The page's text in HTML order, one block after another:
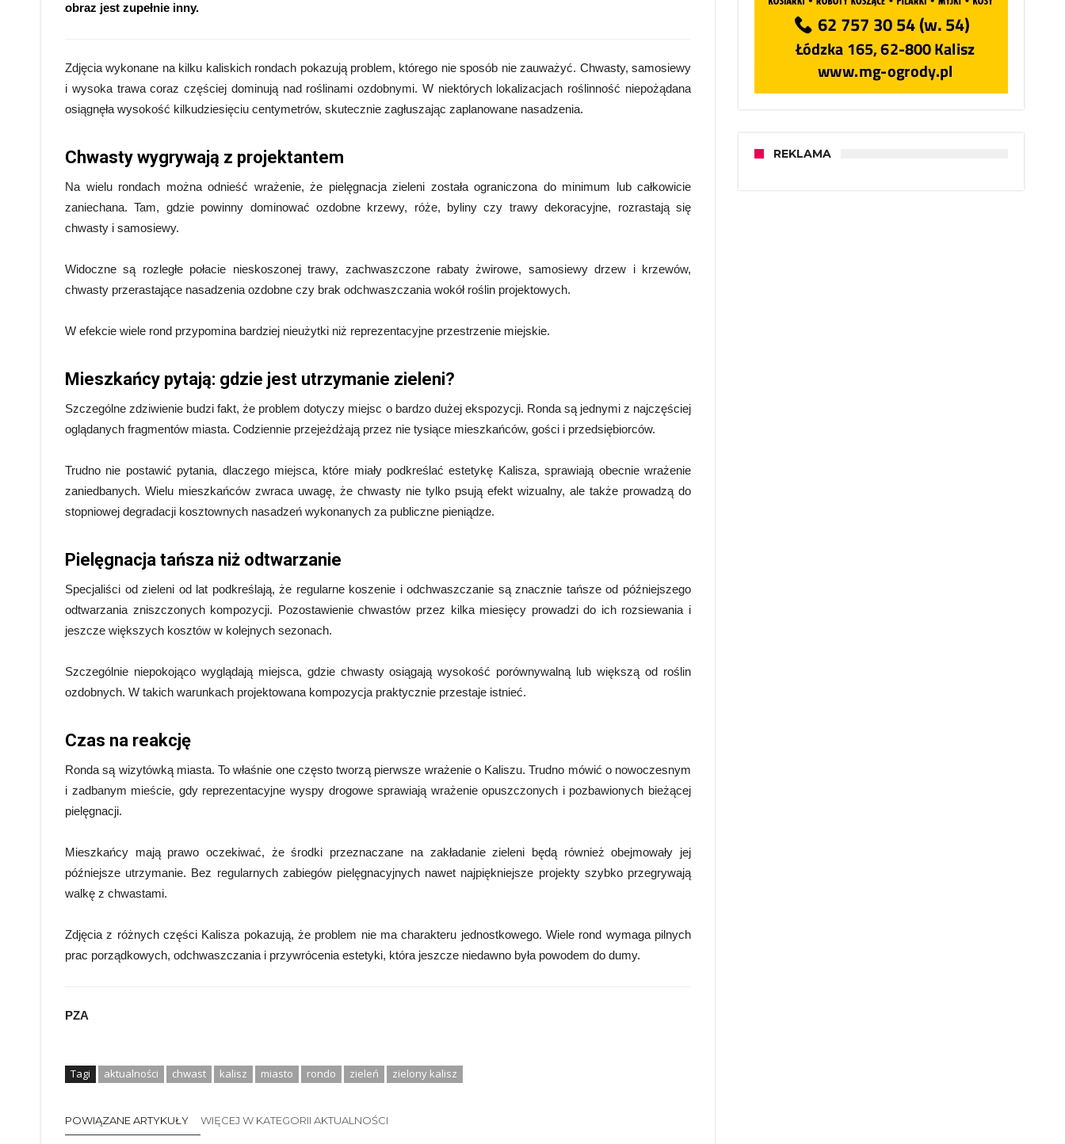
obraz jest zupełnie inny.
Zdjęcia wykonane na kilku kaliskich rondach pokazują problem, którego nie sposób nie zauważyć. Chwasty, samosiewy
i wysoka trawa coraz częściej dominują nad roślinami ozdobnymi. W niektórych lokalizacjach roślinność niepożądana
osiągnęła wysokość kilkudziesięciu centymetrów, skutecznie zagłuszając zaplanowane nasadzenia.
Chwasty wygrywają z projektantem
Na wielu rondach można odnieść wrażenie, że pielęgnacja zieleni została ograniczona do minimum lub całkowicie
zaniechana. Tam, gdzie powinny dominować ozdobne krzewy, róże, byliny czy trawy dekoracyjne, rozrastają się
chwasty i samosiewy.
Widoczne są rozległe połacie nieskoszonej trawy, zachwaszczone rabaty żwirowe, samosiewy drzew i krzewów,
chwasty przerastające nasadzenia ozdobne czy brak odchwaszczania wokół roślin projektowych.
W efekcie wiele rond przypomina bardziej nieużytki niż reprezentacyjne przestrzenie miejskie.
Mieszkańcy pytają: gdzie jest utrzymanie zieleni?
Szczególne zdziwienie budzi fakt, że problem dotyczy miejsc o bardzo dużej ekspozycji. Ronda są jednymi z najczęściej
oglądanych fragmentów miasta. Codziennie przejeżdżają przez nie tysiące mieszkańców, gości i przedsiębiorców.
Trudno nie postawić pytania, dlaczego miejsca, które miały podkreślać estetykę Kalisza, sprawiają obecnie wrażenie
zaniedbanych. Wielu mieszkańców zwraca uwagę, że chwasty nie tylko psują efekt wizualny, ale także prowadzą do
stopniowej degradacji kosztownych nasadzeń wykonanych za publiczne pieniądze.
Pielęgnacja tańsza niż odtwarzanie
Specjaliści od zieleni od lat podkreślają, że regularne koszenie i odchwaszczanie są znacznie tańsze od późniejszego
odtwarzania zniszczonych kompozycji. Pozostawienie chwastów przez kilka miesięcy prowadzi do ich rozsiewania i
jeszcze większych kosztów w kolejnych sezonach.
Szczególnie niepokojąco wyglądają miejsca, gdzie chwasty osiągają wysokość porównywalną lub większą od roślin
ozdobnych. W takich warunkach projektowana kompozycja praktycznie przestaje istnieć.
Czas na reakcję
Ronda są wizytówką miasta. To właśnie one często tworzą pierwsze wrażenie o Kaliszu. Trudno mówić o nowoczesnym
i zadbanym mieście, gdy reprezentacyjne wyspy drogowe sprawiają wrażenie opuszczonych i pozbawionych bieżącej
pielęgnacji.
Mieszkańcy mają prawo oczekiwać, że środki przeznaczane na zakładanie zieleni będą również obejmowały jej
późniejsze utrzymanie. Bez regularnych zabiegów pielęgnacyjnych nawet najpiękniejsze projekty szybko przegrywają
walkę z chwastami.
Zdjęcia z różnych części Kalisza pokazują, że problem nie ma charakteru jednostkowego. Wiele rond wymaga pilnych
prac porządkowych, odchwaszczania i przywrócenia estetyki, która jeszcze niedawno była powodem do dumy.
PZA
Tagi aktualności chwast kalisz miasto rondo zieleń zielony kalisz
POWIĄZANE ARTYKUŁY WIĘCEJ W KATEGORII AKTUALNOŚCI
REKLAMA